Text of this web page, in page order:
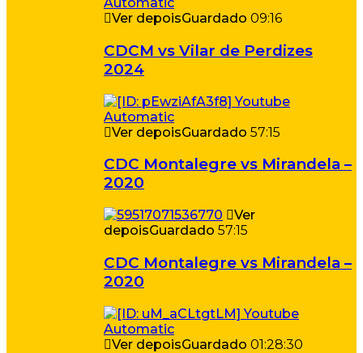
Ver depoisGuardado 09:16
CDCM vs Vilar de Perdizes
2024
Ver depoisGuardado 57:15
CDC Montalegre vs Mirandela –
2020
Ver
depoisGuardado 57:15
CDC Montalegre vs Mirandela –
2020
Ver depoisGuardado 01:28:30